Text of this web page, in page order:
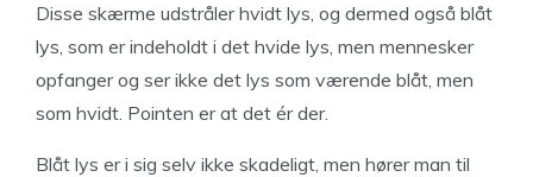
Disse skærme udstråler hvidt lys, og dermed også blåt
lys, som er indeholdt i det hvide lys, men mennesker
opfanger og ser ikke det lys som værende blåt, men
som hvidt. Pointen er at det ér der.
Blåt lys er i sig selv ikke skadeligt, men hører man til